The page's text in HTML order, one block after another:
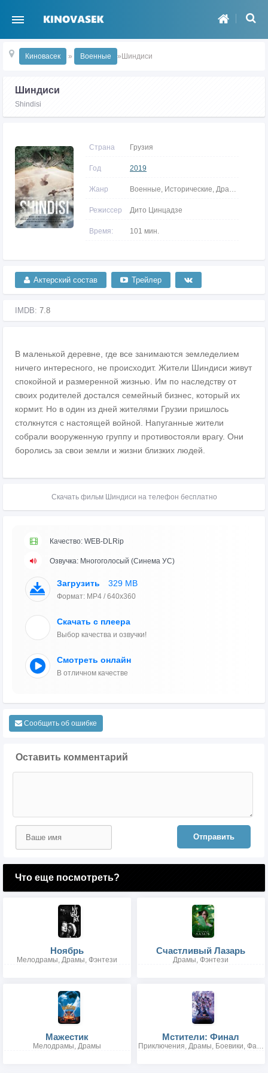
Киновасек » Военные »Шиндиси
Шиндиси
Shindisi
Страна Грузия
Год 2019
Жанр Военные, Исторические, Драмы
Режиссер Дито Цинцадзе
Время: 101 мин.
Актерский состав Трейлер
IMDB: 7.8
В маленькой деревне, где все занимаются земледелием
ничего интересного, не происходит. Жители Шиндиси живут
спокойной и размеренной жизнью. Им по наследству от
своих родителей достался семейный бизнес, который их
кормит. Но в один из дней жителями Грузии пришлось
столкнутся с настоящей войной. Напуганные жители
собрали вооруженную группу и противостояли врагу. Они
боролись за свои земли и жизни близких людей.
Скачать фильм Шиндиси на телефон бесплатно
Качество: WEB-DLRip
Озвучка: Многоголосый (Синема УС)
Загрузить 329 MB
Формат: MP4 / 640x360
Скачать с плеера
Выбор качества и озвучки!
Смотреть онлайн
В отличном качестве
Сообщить об ошибке
Оставить комментарий
Отправить
Что еще посмотреть?
Ноябрь
Мелодрамы, Драмы, Фэнтези
Счастливый Лазарь
Драмы, Фэнтези
Мажестик
Мелодрамы, Драмы
Мстители: Финал
Приключения, Драмы, Боевики, Фантастика